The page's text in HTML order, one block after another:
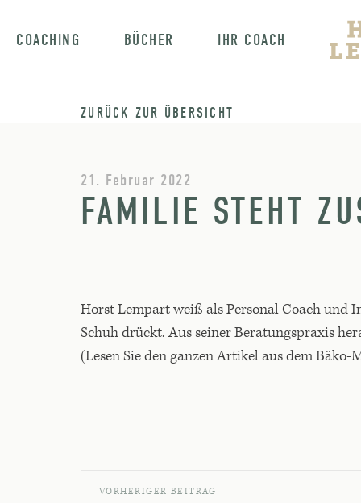
COACHING BÜCHER IHR COACH
ZURÜCK ZUR ÜBERSICHT
21. Februar 2022
FAMILIE STEHT
Horst Lempart weiß als Personal Coach und
Schuh drückt. Aus seiner Beratungspraxis
(Lesen Sie den ganzen Artikel aus dem
VORHERIGER BEITRAG